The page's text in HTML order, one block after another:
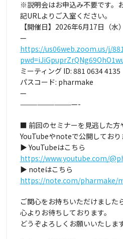
※説明会はお申込み不要です。
記URLよりご入室ください。
【開催日】2026年6月17日（水
—
https://us06web.zoom.us/j/
ミーティング ID: 881 0634 4135
パスコード: pharmake
—
——————————-
■ 前回のセミナーを見逃した方
YouTubeやnoteで公開しており
▶ YouTubeはこちら
https://www.youtube.com/
▶ noteはこちら
https://note.com/pharmake/
ご関心をお持ちいただけました
心よりお待ちしております。
どうぞよろしくお願いいたします